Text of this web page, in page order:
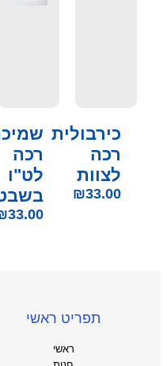
כירבולית
רכה
לצוות
₪33.00
רכה
לט"ו
33.00
תפריט ראשי
ראשי